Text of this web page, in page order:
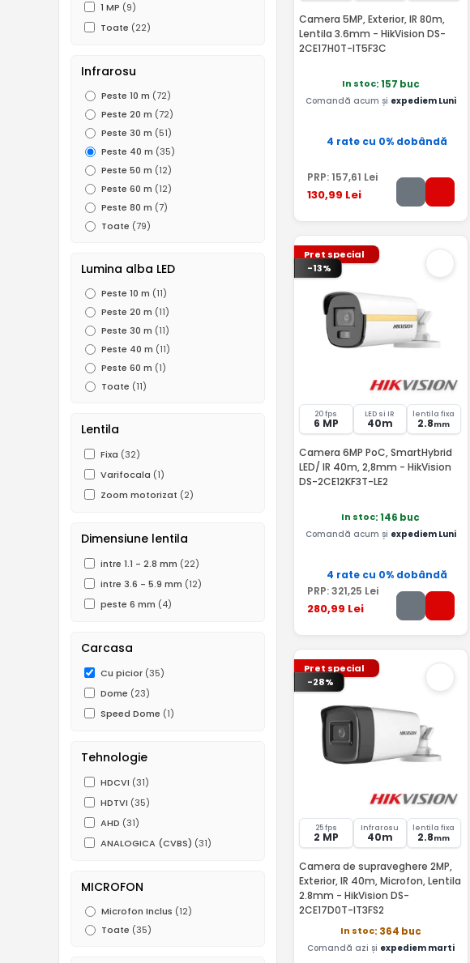
1 MP (9)
Toate (22)
Infrarosu
Peste 10 m (72)
Peste 20 m (72)
Peste 30 m (51)
Peste 40 m (35)
Peste 50 m (12)
Peste 60 m (12)
Peste 80 m (7)
Toate (79)
Lumina alba LED
Peste 10 m (11)
Peste 20 m (11)
Peste 30 m (11)
Peste 40 m (11)
Peste 60 m (1)
Toate (11)
Lentila
Fixa (32)
Varifocala (1)
Zoom motorizat (2)
Dimensiune lentila
intre 1.1 - 2.8 mm (22)
intre 3.6 - 5.9 mm (12)
peste 6 mm (4)
Carcasa
Cu picior (35)
Dome (23)
Speed Dome (1)
Tehnologie
HDCVI (31)
HDTVI (35)
AHD (31)
ANALOGICA (CVBS) (31)
MICROFON
Microfon Inclus (12)
Toate (35)
Camera 5MP, Exterior, IR 80m,
Lentila 3.6mm - HikVision DS-
2CE17H0T-IT5F3C
In stoc: 157 buc
Comandă acum și expediem Luni
4 rate cu 0% dobândă
PRP: 157,61 Lei
130,99 Lei
Pret special
-13%
20 fps
6 MP
LED si IR
40m
lentila fixa
2.8mm
Camera 6MP PoC, SmartHybrid
LED/ IR 40m, 2,8mm - HikVision
DS-2CE12KF3T-LE2
In stoc: 146 buc
Comandă acum și expediem Luni
4 rate cu 0% dobândă
PRP:321,25 Lei
280,99 Lei
Pret special
-28%
25 fps
2 MP
Infrarosu
40m
lentila fixa
2.8mm
Camera de supraveghere 2MP,
Exterior, IR 40m, Microfon, Lentila
2.8mm - HikVision DS-
2CE17D0T-IT3FS2
In stoc: 364 buc
Comandă azi și expediem marti